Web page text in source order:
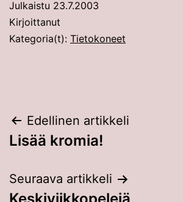
Julkaistu 23.7.2003
Kirjoittanut
Kategoria(t): Tietokoneet
Artikkelien
selaus
Edellinen artikkeli
Lisää kromia!
Seuraava artikkeli